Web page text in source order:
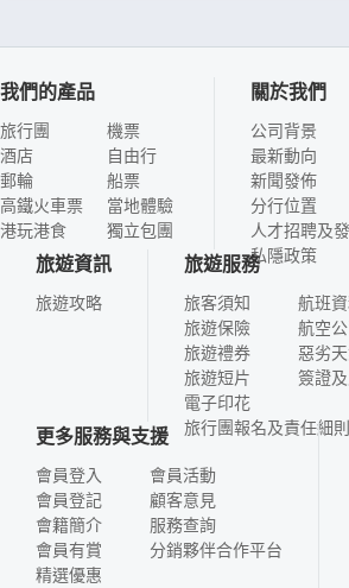
我們的產品
旅行團
酒店
郵輪
高鐵火車票
港玩港食
機票
自由行
船票
當地體驗
獨立包團
關於我們
公司背景
最新動向
新聞發佈
分行位置
人才招聘及
私隱政策
旅遊資訊
旅遊攻略
旅遊服務
旅客須知
旅遊保險
旅遊禮券
旅遊短片
電子印花
航班
航空
惡劣
簽證
旅行團報名及責任細則
更多服務與支援
會員登入
會員登記
會籍簡介
會員有賞
精選優惠
會員活動
顧客意見
服務查詢
分銷夥伴合作平台